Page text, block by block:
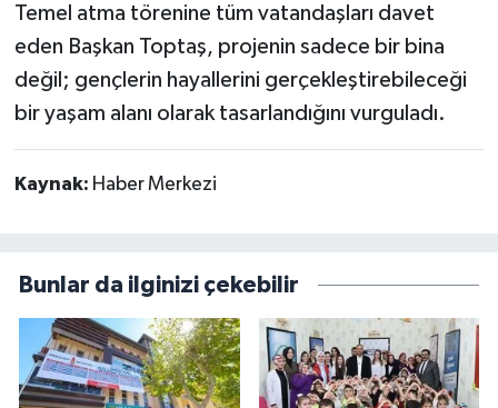
Temel atma törenine tüm vatandaşları davet
eden Başkan Toptaş, projenin sadece bir bina
değil; gençlerin hayallerini gerçekleştirebileceği
bir yaşam alanı olarak tasarlandığını vurguladı.
Kaynak: Haber Merkezi
Bunlar da ilginizi çekebilir